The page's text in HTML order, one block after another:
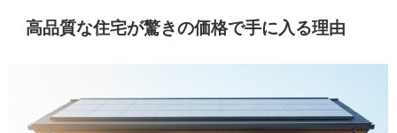
高品質な住宅が驚きの価格で手に入る理由